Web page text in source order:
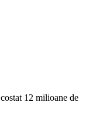
12 milioane de